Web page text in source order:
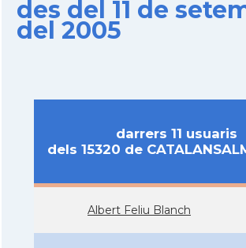
des del 11 de
del 2005
darrers 11 usuaris
dels 15320 de
Albert Feliu Blanch